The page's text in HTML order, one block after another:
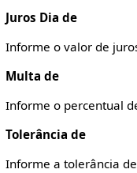
Juros Dia de
Informe o valor de
Multa de
Informe o percentual
Tolerância de
Informe a tolerância